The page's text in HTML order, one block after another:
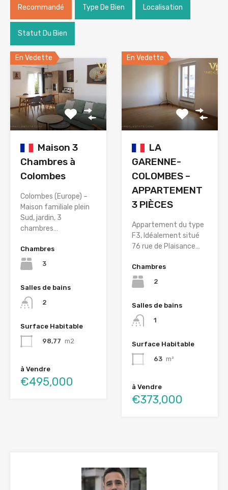
Recommandé Type De Bien Localisation
Statut Du Bien
En Vedette
Maison 3
Chambres à
Colombes
Colombes (Europe) –
Maison familiale plein
Sud, jardin, 3
chambres…
Chambres
3
Salles de bains
2
Surface Habitable
98,77 m2
à Vendre
€495,000
En Vedette
LA
GARENNE-
COLOMBES –
APPARTEMENT
3 PIÈCES
Appartement du type
F3, Idéalement situé
76 rue de Plaisance…
Chambres
2
Salles de bains
1
Surface Habitable
63 m²
à Vendre
€373,000